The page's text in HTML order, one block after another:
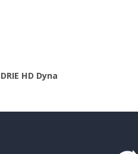
HD Dyna